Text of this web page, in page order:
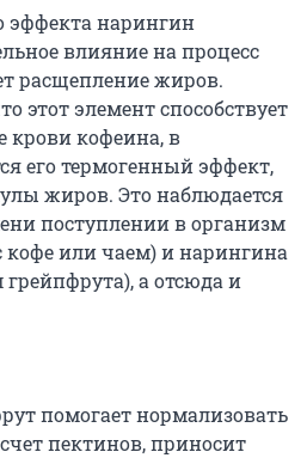
эффекта нарингин
влияние на процесс
расщепление жиров.
этот элемент способствует
крови кофеина, в
его термогенный эффект,
жиров. Это наблюдается
поступлении в организм
кофе или чаем) и нарингина
а отсюда и
помогает нормализовать
пектинов, приносит